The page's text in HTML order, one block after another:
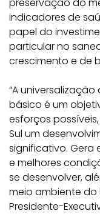
indicadores de
papel do
particular no
crescimento e de
“A
básico é um
esforços
Sul um
significativo. Gera
e melhores
se desenvolver,
meio ambiente do
Presidente-